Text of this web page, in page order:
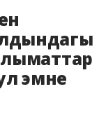
эмне